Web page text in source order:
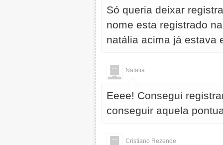
Só queria deixar
nome esta registrado
natália acima já estava
Natalia
Eeee! Consegui
conseguir aquela
Cristiano Rezende